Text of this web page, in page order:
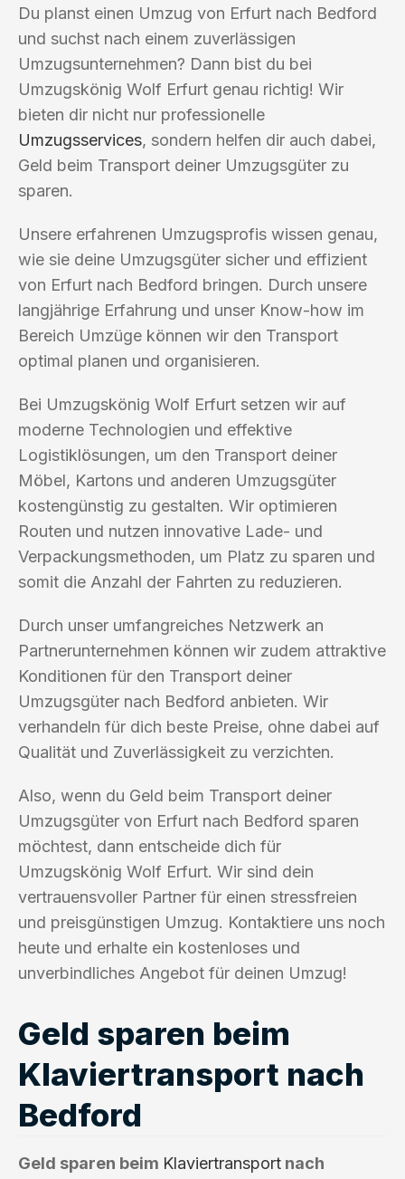
Du planst einen Umzug von Erfurt nach Bedford
und suchst nach einem zuverlässigen
Umzugsunternehmen? Dann bist du bei
Umzugskönig Wolf Erfurt genau richtig! Wir
bieten dir nicht nur professionelle
Umzugsservices, sondern helfen dir auch dabei,
Geld beim Transport deiner Umzugsgüter zu
sparen.
Unsere erfahrenen Umzugsprofis wissen genau,
wie sie deine Umzugsgüter sicher und effizient
von Erfurt nach Bedford bringen. Durch unsere
langjährige Erfahrung und unser Know-how im
Bereich Umzüge können wir den Transport
optimal planen und organisieren.
Bei Umzugskönig Wolf Erfurt setzen wir auf
moderne Technologien und effektive
Logistiklösungen, um den Transport deiner
Möbel, Kartons und anderen Umzugsgüter
kostengünstig zu gestalten. Wir optimieren
Routen und nutzen innovative Lade- und
Verpackungsmethoden, um Platz zu sparen und
somit die Anzahl der Fahrten zu reduzieren.
Durch unser umfangreiches Netzwerk an
Partnerunternehmen können wir zudem attraktive
Konditionen für den Transport deiner
Umzugsgüter nach Bedford anbieten. Wir
verhandeln für dich beste Preise, ohne dabei auf
Qualität und Zuverlässigkeit zu verzichten.
Also, wenn du Geld beim Transport deiner
Umzugsgüter von Erfurt nach Bedford sparen
möchtest, dann entscheide dich für
Umzugskönig Wolf Erfurt. Wir sind dein
vertrauensvoller Partner für einen stressfreien
und preisgünstigen Umzug. Kontaktiere uns noch
heute und erhalte ein kostenloses und
unverbindliches Angebot für deinen Umzug!
Geld sparen beim
Klaviertransport nach
Bedford
Geld sparen beim Klaviertransport nach